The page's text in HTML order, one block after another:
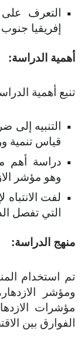
التعرف على
إفريقيا جنوب
الدراسة:
أهمية
التنبيه إلى
قياس تنمية
دراسة أهم
وهو مؤشر
لفت الانتباه
التي تفصل
الدراسة:
استخدام
الازدهار،
الازدهار
بين